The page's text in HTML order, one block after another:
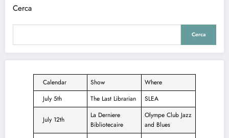
Cerca
Cerca
Calendar Show
Where
July 5th
The Last Librarian SLEA
July 12th
La Derniere
Bibliotecaire
Olympe Club Jazz
and Blues